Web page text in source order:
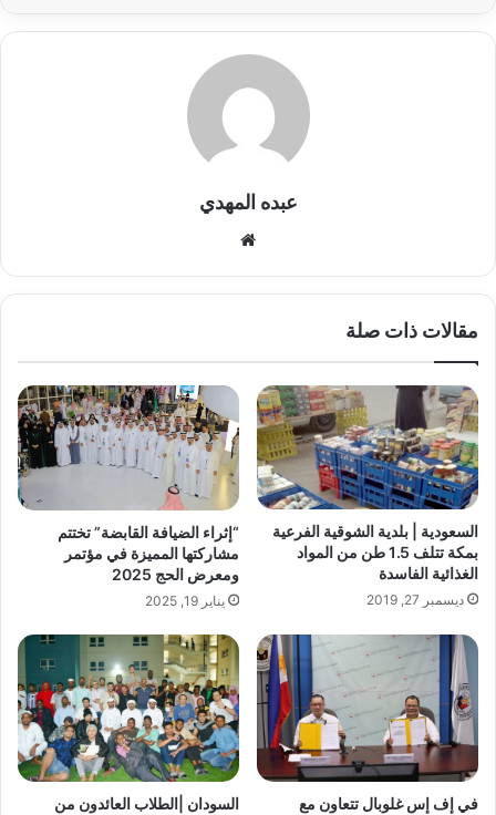
عبده المهدي
الوي
مقالات ذات صلة
السعودية | بلدية الشوقية الفرعية
بمكة تتلف 1.5 طن من المواد
الغذائية الفاسدة
ديسمبر 27, 2019
“إثراء الضيافة القابضة” تختتم
مشاركتها المميزة في مؤتمر
ومعرض الحج 2025
يناير 19, 2025
في إف إس غلوبال تتعاون مع
السودان |الطلاب العائدون من